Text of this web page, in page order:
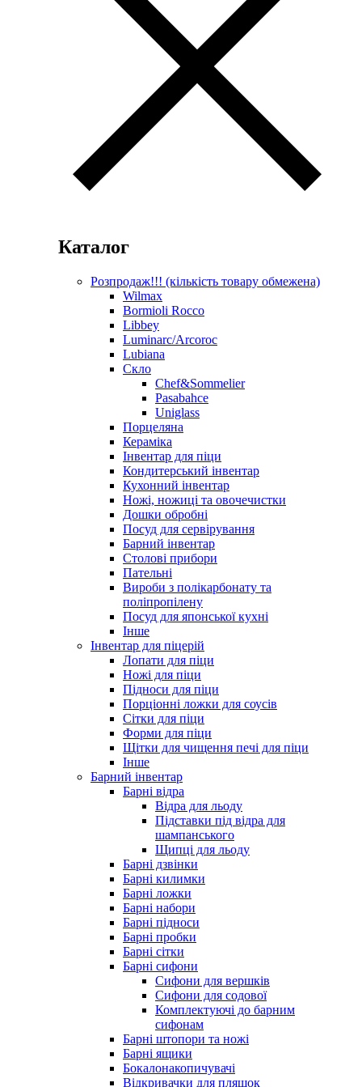
Каталог
Розпродаж!!! (кількість товару обмежена)
Wilmax
Bormioli Rocco
Libbey
Luminarc/Arcoroc
Lubiana
Скло
Chef&Sommelier
Pasabahce
Uniglass
Порцеляна
Кераміка
Інвентар для піци
Кондитерський інвентар
Кухонний інвентар
Ножі, ножиці та овочечистки
Дошки обробні
Посуд для сервірування
Барний інвентар
Столові прибори
Пательні
Вироби з полікарбонату та
поліпропілену
Посуд для японської кухні
Інше
Інвентар для піцерій
Лопати для піци
Ножі для піци
Підноси для піци
Порціонні ложки для соусів
Сітки для піци
Форми для піци
Щітки для чищення печі для піци
Інше
Барний інвентар
Барні відра
Відра для льоду
Підставки під відра для
шампанського
Щипці для льоду
Барні дзвінки
Барні килимки
Барні ложки
Барні набори
Барні підноси
Барні пробки
Барні сітки
Барні сифони
Сифони для вершків
Сифони для содової
Комплектуючі до барним
сифонам
Барні штопори та ножі
Барні ящики
Бокалонакопичувачі
Відкривачки для пляшок